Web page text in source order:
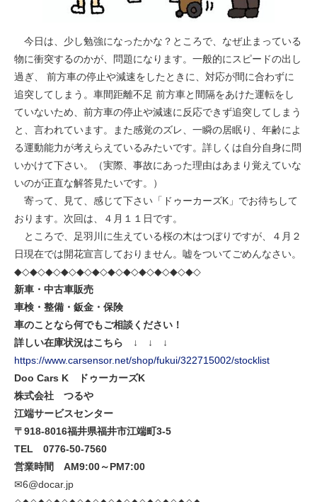
今日は、少し勉強になったかな？ところで、なぜ止まっている
物に衝突するのかが、問題になります。一般的にスピードの出し
過ぎ、 前方車の停止や減速をしたときに、対応が間に合わずに
追突してしまう。車間距離不足 前方車と間隔をあけた運転をし
ていないため、前方車の停止や減速に反応できず追突してしまう
と、言われています。また感覚のズレ、一瞬の居眠り、年齢によ
る運動能力が考えらえているみたいです。詳しくは自分自身に問
いかけて下さい。（実際、事故にあった理由はあまり覚えていな
いのが正直な解答見たいです。）
寄って、見て、感じて下さい「ドゥーカーズK」でお待ちして
おります。次回は、４月１１日です。
ところで、足羽川に生えている桜の木はつぼりですが、４月２
日現在では開花宣言しておりません。嘘をついてごめんなさい。
◆◇◆◇◆◇◆◇◆◇◆◇◆◇◆◇◆◇◆◇◆◇◆◇
新車・中古車販売
車検・整備・鈑金・保険
車のことなら何でもご相談ください！
詳しい在庫状況はこちら ↓ ↓ ↓
https://www.carsensor.net/shop/fukui/322715002/stocklist
Doo Cars K ドゥーカーズK
株式会社 つるや
江端サービスセンター
〒918-8016福井県福井市江端町3-5
TEL 0776-50-7560
営業時間 AM9:00～PM7:00
✉6@docar.jp